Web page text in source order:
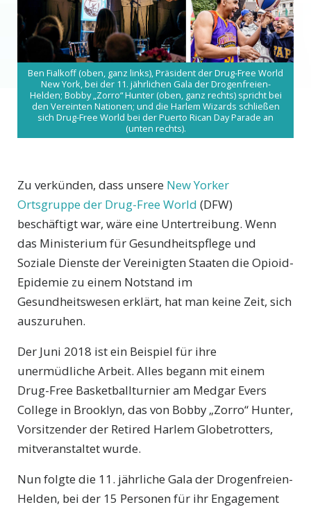
Ben Fialkoff (oben, ganz links), Präsident der Drug-Free World
New York, bei der 11. jährlichen Gala der Drogenfreien-
Helden; Bobby „Zorro“ Hunter (oben, ganz rechts) spricht bei
den Vereinten Nationen; und die Harlem Wizards schließen
sich Drug-Free World bei der Puerto Rican Day Parade an
(unten rechts).
Zu verkünden, dass unsere New Yorker
Ortsgruppe der Drug-Free World (DFW)
beschäftigt war, wäre eine Untertreibung. Wenn
das Ministerium für Gesundheitspflege und
Soziale Dienste der Vereinigten Staaten die Opioid-
Epidemie zu einem Notstand im
Gesundheitswesen erklärt, hat man keine Zeit, sich
auszuruhen.
Der Juni 2018 ist ein Beispiel für ihre
unermüdliche Arbeit. Alles begann mit einem
Drug-Free Basketballturnier am Medgar Evers
College in Brooklyn, das von Bobby „Zorro“ Hunter,
Vorsitzender der Retired Harlem Globetrotters,
mitveranstaltet wurde.
Nun folgte die 11. jährliche Gala der Drogenfreien-
Helden, bei der 15 Personen für ihr Engagement